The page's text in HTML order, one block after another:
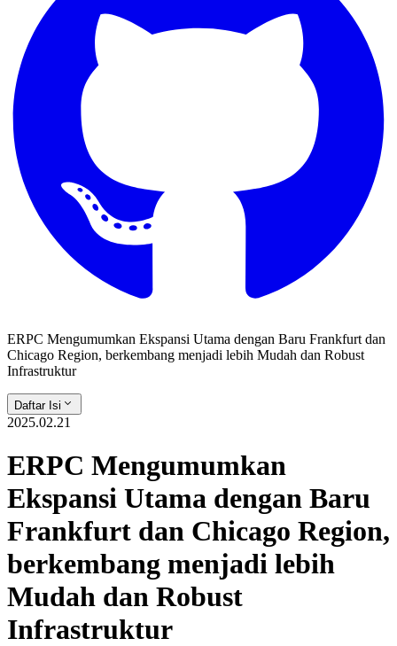
ERPC Mengumumkan Ekspansi Utama dengan Baru Frankfurt dan
Chicago Region, berkembang menjadi lebih Mudah dan Robust
Infrastruktur
Daftar Isi
2025.02.21
ERPC Mengumumkan
Ekspansi Utama dengan Baru
Frankfurt dan Chicago Region,
berkembang menjadi lebih
Mudah dan Robust
Infrastruktur